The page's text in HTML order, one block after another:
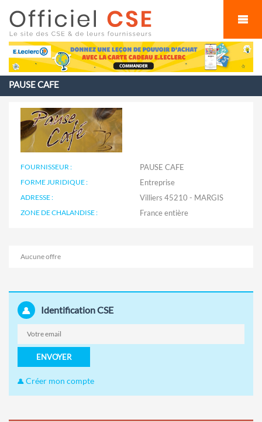
PAUSE CAFE
FOURNISSEUR : PAUSE CAFE
FORME JURIDIQUE : Entreprise
ADRESSE : Villiers 45210 - MARGIS
ZONE DE CHALANDISE :
Aucune offre
Identification CSE
ENVOYER
Créer mon compte